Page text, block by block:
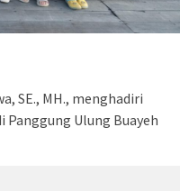
SE., MH., menghadiri
Panggung Ulung Buayeh